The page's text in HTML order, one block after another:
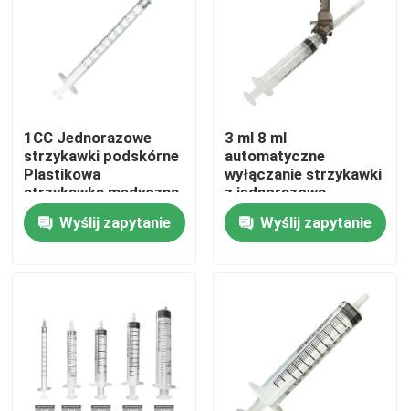
Wycieczka po fabryce
Skontaktuj się z nami
Poprosić o wycenę
Gumowy korek medyczny
Gumowy tłok strzykawki
1CC Jednorazowe
strzykawki podskórne
Plastikowa
strzykawka medyczna
50 cm3
Wyślij zapytanie
3 ml 8 ml
automatyczne
wyłączanie strzykawki
z jednorazową
strzykawką iniekcyjną
Wyślij zapytanie